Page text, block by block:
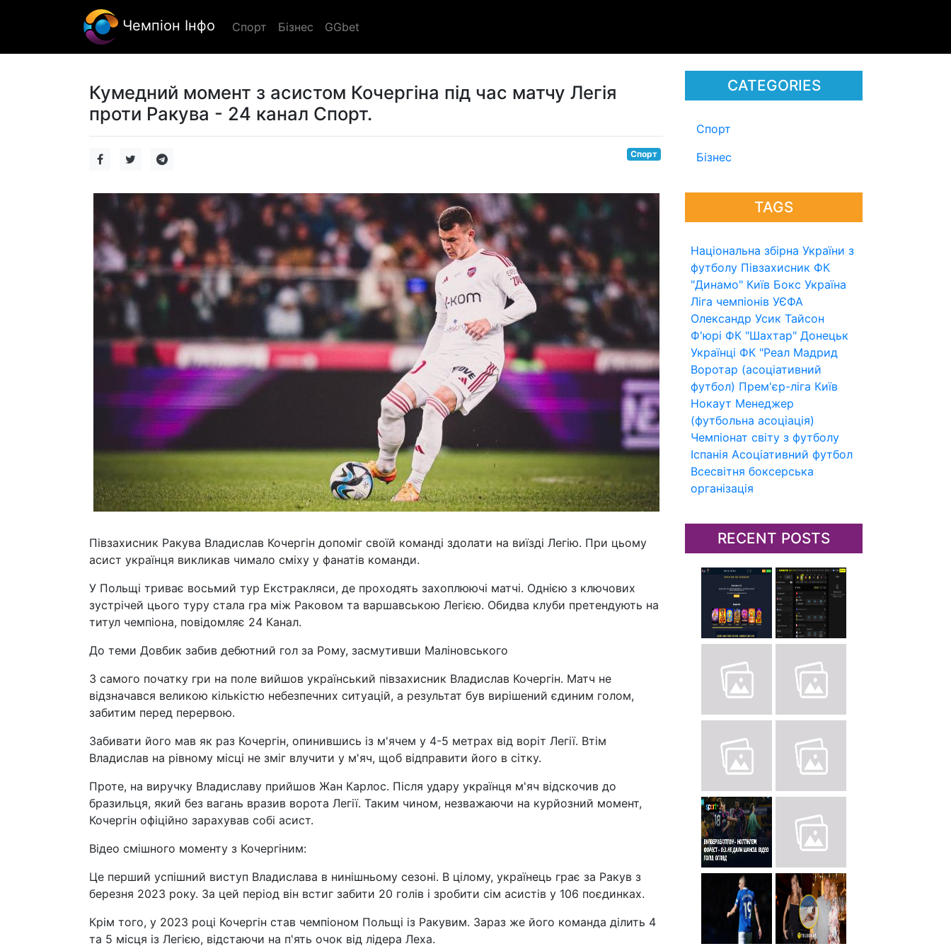
Чемпіон Інфо Спорт Бізнес GGbet
CATEGORIES
Спорт
Бізнес
TAGS
Національна збірна України з
футболу Півзахисник ФК
"Динамо" Київ Бокс Україна
Ліга чемпіонів УЄФА
Олександр Усик Тайсон
Ф'юрі ФК "Шахтар" Донецьк
Українці ФК "Реал Мадрид
Воротар (асоціативний
футбол) Прем'єр-ліга Київ
Нокаут Менеджер
(футбольна асоціація)
Чемпіонат світу з футболу
Іспанія Асоціативний футбол
Всесвітня боксерська
організація
RECENT POSTS
Кумедний момент з асистом Кочергіна під час матчу Легія
проти Ракува - 24 канал Спорт.
Спорт
Півзахисник Ракува Владислав Кочергін допоміг своїй команді здолати на виїзді Легію. При цьому
асист українця викликав чимало сміху у фанатів команди.
У Польщі триває восьмий тур Екстракляси, де проходять захоплюючі матчі. Однією з ключових
зустрічей цього туру стала гра між Раковом та варшавською Легією. Обидва клуби претендують на
титул чемпіона, повідомляє 24 Канал.
До теми Довбик забив дебютний гол за Рому, засмутивши Маліновського
З самого початку гри на поле вийшов український півзахисник Владислав Кочергін. Матч не
відзначався великою кількістю небезпечних ситуацій, а результат був вирішений єдиним голом,
забитим перед перервою.
Забивати його мав як раз Кочергін, опинившись із м'ячем у 4-5 метрах від воріт Легії. Втім
Владислав на рівному місці не зміг влучити у м'яч, щоб відправити його в сітку.
Проте, на виручку Владиславу прийшов Жан Карлос. Після удару українця м'яч відскочив до
бразильця, який без вагань вразив ворота Легії. Таким чином, незважаючи на курйозний момент,
Кочергін офіційно зарахував собі асист.
Відео смішного моменту з Кочергіним:
Це перший успішний виступ Владислава в нинішньому сезоні. В цілому, українець грає за Ракув з
березня 2023 року. За цей період він встиг забити 20 голів і зробити сім асистів у 106 поєдинках.
Крім того, у 2023 році Кочергін став чемпіоном Польщі із Ракувим. Зараз же його команда ділить 4
та 5 місця із Легією, відстаючи на п'ять очок від лідера Леха.